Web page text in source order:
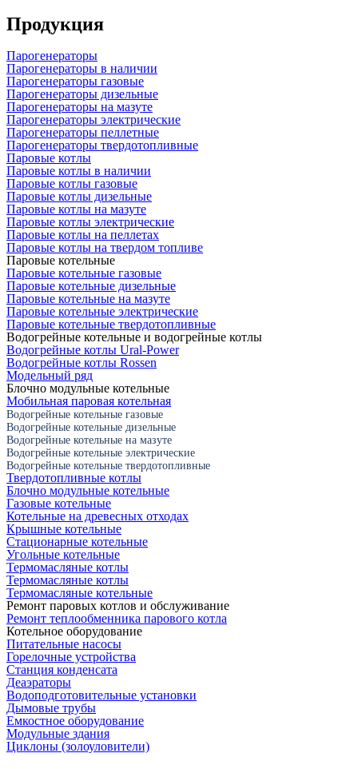
Продукция
Парогенераторы
Парогенераторы в наличии
Парогенераторы газовые
Парогенераторы дизельные
Парогенераторы на мазуте
Парогенераторы электрические
Парогенераторы пеллетные
Парогенераторы твердотопливные
Паровые котлы
Паровые котлы в наличии
Паровые котлы газовые
Паровые котлы дизельные
Паровые котлы на мазуте
Паровые котлы электрические
Паровые котлы на пеллетах
Паровые котлы на твердом топливе
Паровые котельные
Паровые котельные газовые
Паровые котельные дизельные
Паровые котельные на мазуте
Паровые котельные электрические
Паровые котельные твердотопливные
Водогрейные котельные и водогрейные котлы
Водогрейные котлы Ural-Power
Водогрейные котлы Rossen
Модельный ряд
Блочно модульные котельные
Мобильная паровая котельная
Водогрейные котельные газовые
Водогрейные котельные дизельные
Водогрейные котельные на мазуте
Водогрейные котельные электрические
Водогрейные котельные твердотопливные
Твердотопливные котлы
Блочно модульные котельные
Газовые котельные
Котельные на древесных отходах
Крышные котельные
Стационарные котельные
Угольные котельные
Термомасляные котлы
Термомасляные котлы
Термомасляные котельные
Ремонт паровых котлов и обслуживание
Ремонт теплообменника парового котла
Котельное оборудование
Питательные насосы
Горелочные устройства
Станция конденсата
Деаэраторы
Водоподготовительные установки
Дымовые трубы
Емкостное оборудование
Mодульные здания
Циклоны (золоуловители)